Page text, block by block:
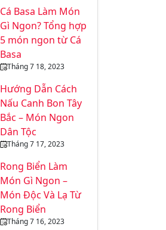
Cá Basa Làm Món
Gì Ngon? Tổng hợp
5 món ngon từ Cá
Basa
Tháng 7 18, 2023
Hướng Dẫn Cách
Nấu Canh Bon Tây
Bắc – Món Ngon
Dân Tộc
Tháng 7 17, 2023
Rong Biển Làm
Món Gì Ngon –
Món Độc Và Lạ Từ
Rong Biển
Tháng 7 16, 2023